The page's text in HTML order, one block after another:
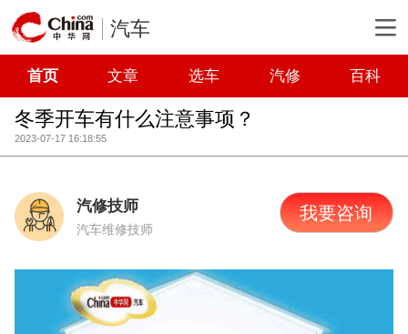
汽车
首页 文章 选车 汽修 百科
冬季开车有什么注意事项？
2023-07-17 16:18:55
汽修技师
汽车维修技师
我要咨询